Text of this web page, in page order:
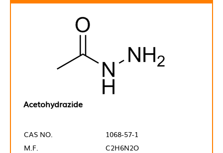
Acetohydrazide
CAS NO.
1068-57-1
M.F.
C2H6N2O